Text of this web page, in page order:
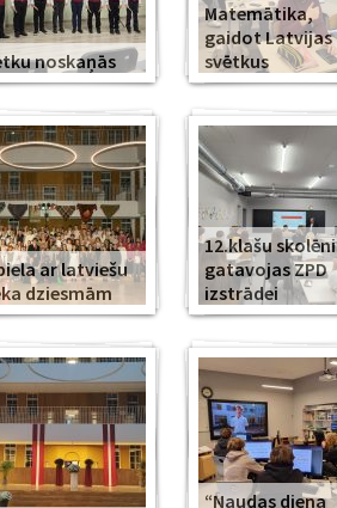
noskaņās
Matemātika,
gaidot Latvijas
svētkus
ar latviešu
dziesmām
12.klašu skolēni
gatavojas ZPD
izstrādei
“Naudas diena